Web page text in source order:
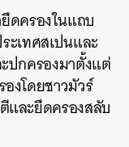
ดครองในแถบ
ะเทศสเปนและ
ปกครองมาตั้งแต่
งโดยชาวมัวร์
และยึดครองสลับ